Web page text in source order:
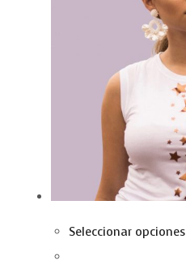
Seleccionar opciones